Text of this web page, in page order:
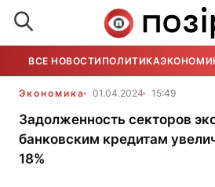
ВСЕ НОВОСТИ ПОЛИТИКА
Экономика 01.04.2024 15:49
Задолженность секторов
банковским кредитам
18%